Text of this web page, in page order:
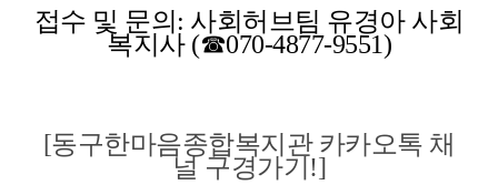
접수 및 문의: 사회허브팀 유경아 사회
복지사 (☎070-4877-9551)
[동구한마음종합복지관 카카오톡 채
널 구경가기!]